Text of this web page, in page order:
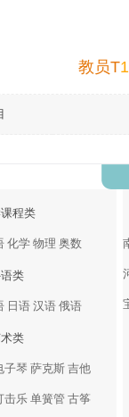
教员T
程类
化学 物理 奥数
类
日语 汉语 俄语
类
子琴 萨克斯 吉他
击乐 单簧管 古筝